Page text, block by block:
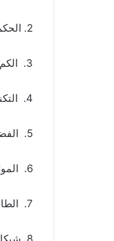
2. الحكم الذاتي؛
3. الكم؛
4. التكنولوجيا الحيوية وتحسين الإنسان.
5. الفضاء.
6. المواد والتصنيع الجديد.
7. الطاقة والدفع.
8. شبكات اتصالات الجيل القادم.